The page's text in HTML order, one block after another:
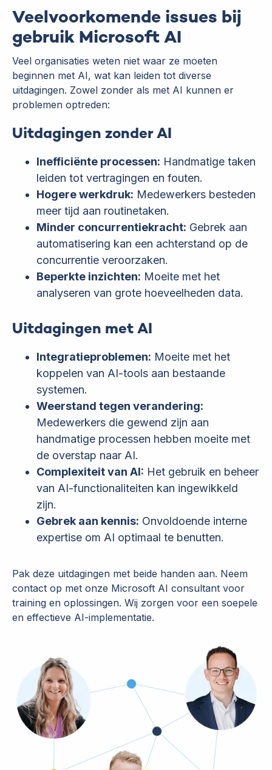
Veelvoorkomende issues bij
gebruik Microsoft AI
Veel organisaties weten niet waar ze moeten
beginnen met AI, wat kan leiden tot diverse
uitdagingen. Zowel zonder als met AI kunnen er
problemen optreden:
Uitdagingen zonder AI
Inefficiënte processen: Handmatige taken
leiden tot vertragingen en fouten.
Hogere werkdruk: Medewerkers besteden
meer tijd aan routinetaken.
Minder concurrentiekracht: Gebrek aan
automatisering kan een achterstand op de
concurrentie veroorzaken.
Beperkte inzichten: Moeite met het
analyseren van grote hoeveelheden data.
Uitdagingen met AI
Integratieproblemen: Moeite met het
koppelen van AI-tools aan bestaande
systemen.
Weerstand tegen verandering:
Medewerkers die gewend zijn aan
handmatige processen hebben moeite met
de overstap naar AI.
Complexiteit van AI: Het gebruik en beheer
van AI-functionaliteiten kan ingewikkeld
zijn.
Gebrek aan kennis: Onvoldoende interne
expertise om AI optimaal te benutten.
Pak deze uitdagingen met beide handen aan. Neem
contact op met onze Microsoft AI consultant voor
training en oplossingen. Wij zorgen voor een soepele
en effectieve AI-implementatie.